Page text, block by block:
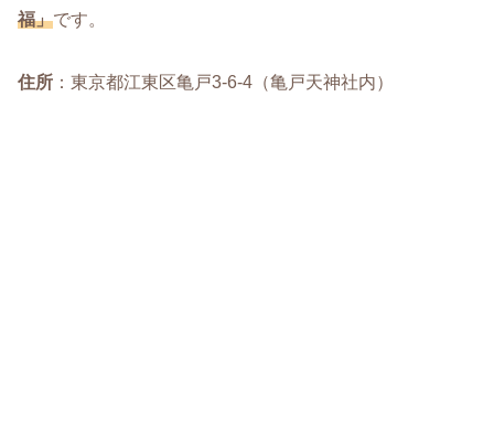
福」です。
住所 ：東京都江東区亀戸3-6-4（亀戸天神社内）